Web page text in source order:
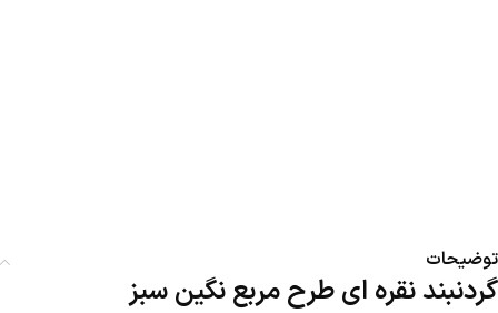
توضیحات
گردنبند نقره ای طرح مربع نگین سبز